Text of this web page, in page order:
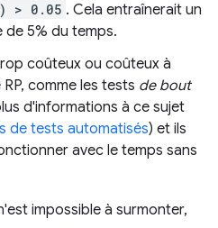
> 0.05 . Cela entraînerait un
5% du temps.
coûteux ou coûteux à
comme les tests de bout
d'informations à ce sujet
de tests automatisés) et ils
avec le temps sans
impossible à surmonter,